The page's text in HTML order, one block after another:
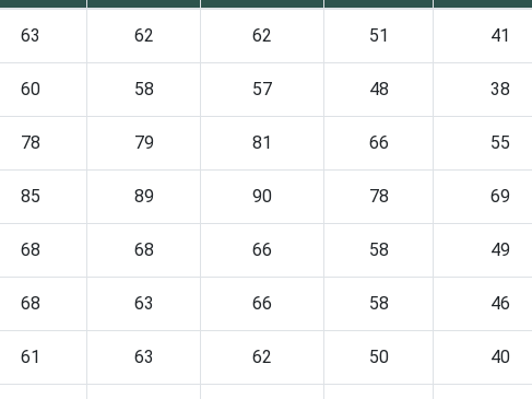
63 62 62 51 41
60 58 57 48 38
78 79 81 66 55
85 89 90 78 69
68 68 66 58 49
68 63 66 58 46
61 63 62 50 40